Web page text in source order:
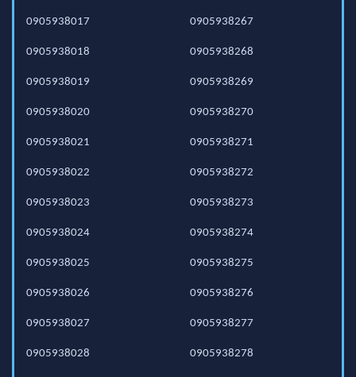
0905938017
0905938018
0905938019
0905938020
0905938021
0905938022
0905938023
0905938024
0905938025
0905938026
0905938027
0905938028
0905938267
0905938268
0905938269
0905938270
0905938271
0905938272
0905938273
0905938274
0905938275
0905938276
0905938277
0905938278